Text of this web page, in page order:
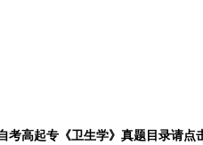
高起专《卫生学》真题目录请点